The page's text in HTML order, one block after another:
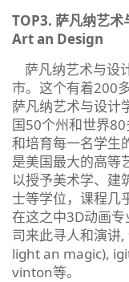
TOP3. 萨凡纳艺
Art an Design
萨凡纳艺术与设
市。这个有着200
萨凡纳艺术与设计
国50个州和世界
和培育每一名学生
是美国最大的高等
以授予美术学、建
士等学位，课程几
在这之中3D动画
司来此寻人和演讲
light an magic),
vinton等。